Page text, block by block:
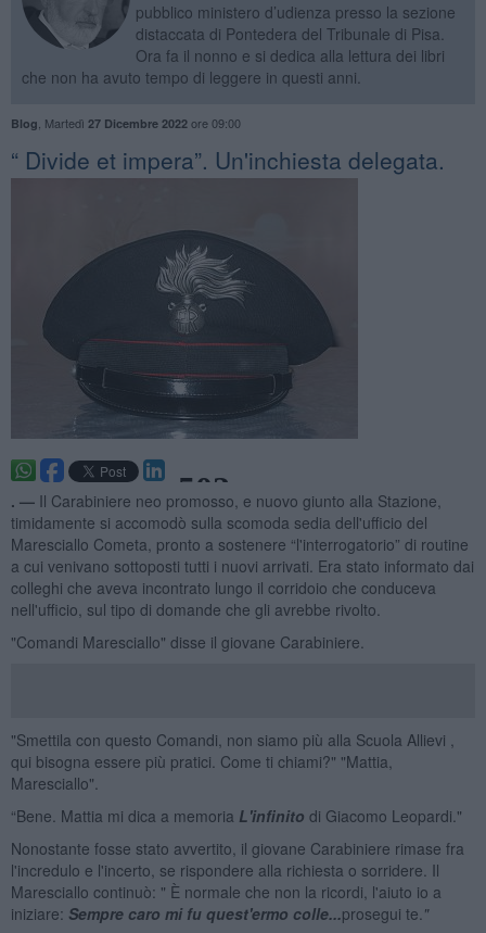
pubblico ministero d’udienza presso la sezione
distaccata di Pontedera del Tribunale di Pisa.
Ora fa il nonno e si dedica alla lettura dei libri
che non ha avuto tempo di leggere in questi anni.
Blog Martedì 27 Dicembre 2022ore 09:00
​“ Divide et impera”. Un'inchiesta delegata.
. — Il Carabiniere neo promosso, e nuovo giunto alla Stazione,
timidamente si accomodò sulla scomoda sedia dell'ufficio del
Maresciallo Cometa, pronto a sostenere “l'interrogatorio” di routine
a cui venivano sottoposti tutti i nuovi arrivati. Era stato informato dai
colleghi che aveva incontrato lungo il corridoio che conduceva
nell'ufficio, sul tipo di domande che gli avrebbe rivolto.
"Comandi Maresciallo" disse il giovane Carabiniere.
"Smettila con questo Comandi, non siamo più alla Scuola Allievi ,
qui bisogna essere più pratici. Come ti chiami?" "Mattia,
Maresciallo".
“Bene. Mattia mi dica a memoria L'infinito di Giacomo Leopardi."
Nonostante fosse stato avvertito, il giovane Carabiniere rimase fra
l'incredulo e l'incerto, se rispondere alla richiesta o sorridere. Il
Maresciallo continuò: " È normale che non la ricordi, l'aiuto io a
iniziare: Sempre caro mi fu quest'ermo colle...prosegui te. "